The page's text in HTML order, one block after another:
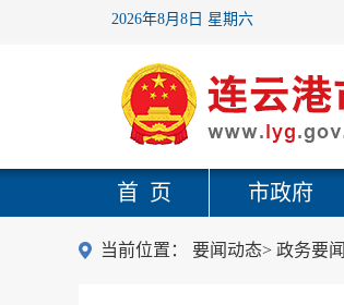
2026年8月8日 星期六
首 页 市政府
当前位置： 要闻动态> 政务要闻